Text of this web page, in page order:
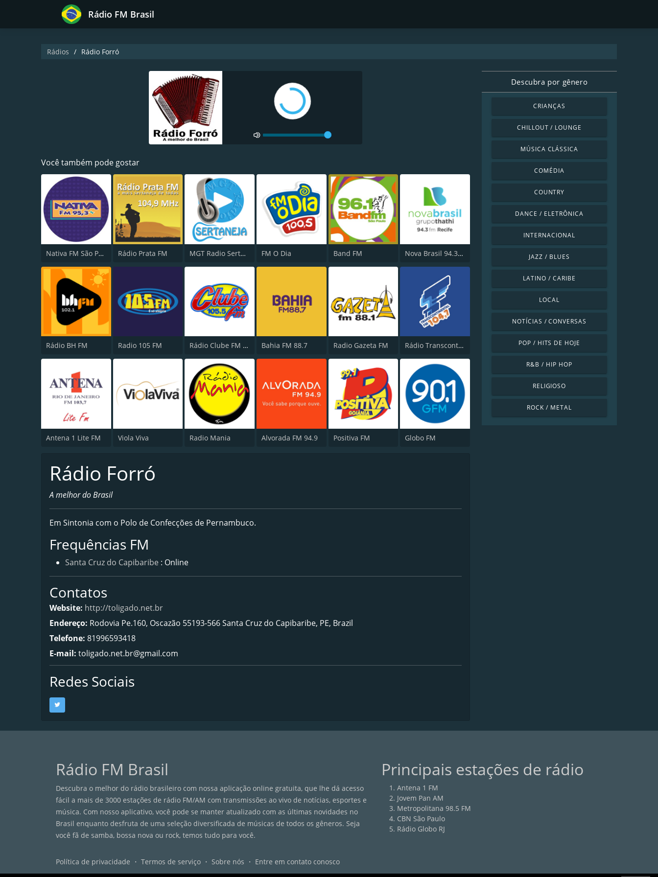
Rádio FM Brasil
Rádios Rádio Forró
Você também pode gostar
Nativa FM São Paulo Rádio Prata FM MGT Radio Sertaneja FM O Dia Band FM Nova Brasil 94.3 FM
Rádio BH FM Radio 105 FM Rádio Clube FM - Brasília 105.5 Bahia FM 88.7 Radio Gazeta FM Rádio Transcontinental FM
Antena 1 Lite FM Viola Viva Radio Mania Alvorada FM 94.9 Positiva FM Globo FM
Rádio Forró
A melhor do Brasil
Em Sintonia com o Polo de Confecções de Pernambuco.
Frequências FM
Santa Cruz do Capibaribe : Online
Contatos
Website: http://toligado.net.br
Endereço: Rodovia Pe.160, Oscazão 55193-566 Santa Cruz do Capibaribe, PE, Brazil
Telefone: 81996593418
E-mail: toligado.net.br@gmail.com
Redes Sociais
Descubra por gênero
CRIANÇAS
CHILLOUT / LOUNGE
MÚSICA CLÁSSICA
COMÉDIA
COUNTRY
DANCE / ELETRÔNICA
INTERNACIONAL
JAZZ / BLUES
LATINO / CARIBE
LOCAL
NOTÍCIAS / CONVERSAS
POP / HITS DE HOJE
R&B / HIP HOP
RELIGIOSO
ROCK / METAL
Rádio FM Brasil
Descubra o melhor do rádio brasileiro com nossa aplicação online gratuita, que lhe dá acesso
fácil a mais de 3000 estações de rádio FM/AM com transmissões ao vivo de notícias, esportes e
música. Com nosso aplicativo, você pode se manter atualizado com as últimas novidades no
Brasil enquanto desfruta de uma seleção diversificada de músicas de todos os gêneros. Seja
você fã de samba, bossa nova ou rock, temos tudo para você.
Principais estações de rádio
Antena 1 FM
Jovem Pan AM
Metropolitana 98.5 FM
CBN São Paulo
Rádio Globo RJ
Política de privacidade ・ Termos de serviço ・ Sobre nós ・ Entre em contato conosco